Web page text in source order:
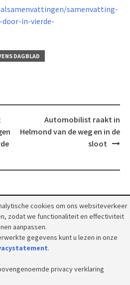
samenvatting-
in-vierde-
DAGBLAD
Automobilist raakt in
Helmond van de weg en in de
sloot
voorbehouden.
cookies om ons websiteverkeer
zodat we functionaliteit en effectiviteit
aanpassen.
gegevens kunt u lezen in onze
.
privacy verklaring